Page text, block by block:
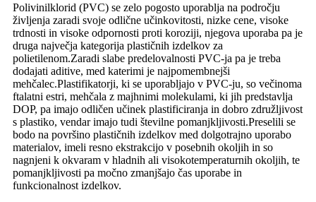
Polivinilklorid (PVC) se zelo pogosto uporablja na področju
življenja zaradi svoje odlične učinkovitosti, nizke cene, visoke
trdnosti in visoke odpornosti proti koroziji, njegova uporaba pa je
druga največja kategorija plastičnih izdelkov za
polietilenom.Zaradi slabe predelovalnosti PVC-ja pa je treba
dodajati aditive, med katerimi je najpomembnejši
mehčalec.Plastifikatorji, ki se uporabljajo v PVC-ju, so večinoma
ftalatni estri, mehčala z majhnimi molekulami, ki jih predstavlja
DOP, pa imajo odličen učinek plastificiranja in dobro združljivost
s plastiko, vendar imajo tudi številne pomanjkljivosti.Preselili se
bodo na površino plastičnih izdelkov med dolgotrajno uporabo
materialov, imeli resno ekstrakcijo v posebnih okoljih in so
nagnjeni k okvaram v hladnih ali visokotemperaturnih okoljih, te
pomanjkljivosti pa močno zmanjšajo čas uporabe in
funkcionalnost izdelkov.